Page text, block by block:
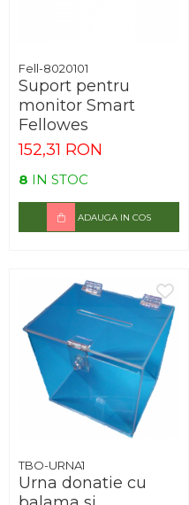
Fell-8020101
Suport pentru
monitor Smart
Fellowes
152,31 RON
8 IN STOC
ADAUGA IN COS
TBO-URNA1
Urna donatie cu